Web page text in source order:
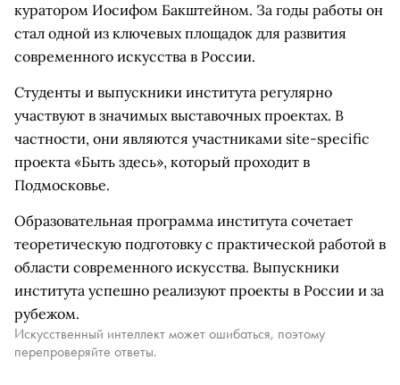
куратором Иосифом Бакштейном. За годы работы он
стал одной из ключевых площадок для развития
современного искусства в России.
Студенты и выпускники института регулярно
участвуют в значимых выставочных проектах. В
частности, они являются участниками site-specific
проекта «Быть здесь», который проходит в
Подмосковье.
Образовательная программа института сочетает
теоретическую подготовку с практической работой в
области современного искусства. Выпускники
института успешно реализуют проекты в России и за
рубежом.
Искусственный интеллект может ошибаться, поэтому
перепроверяйте ответы.